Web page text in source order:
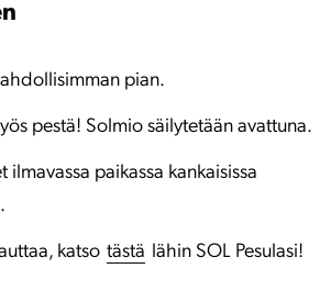
pian.
pestä! Solmio säilytetään avattuna.
ilmavassa paikassa kankaisissa
katso tästä lähin SOL Pesulasi!